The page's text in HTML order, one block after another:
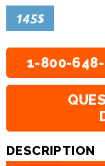
145$
1-800-
DESCRIPTION